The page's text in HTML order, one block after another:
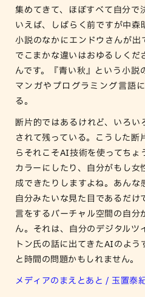
集めてきて、ほぼすべて自分で
いえば、しばらく前ですが中森
小説のなかにエンドウさんが出
でこまかな違いはおゆるしくだ
んです。『青い秋』という小説
マンガやプログラミング言語
る。
断片的ではあるけれど、いろい
されて残っている。こうした
らそれこそAI技術を使ってちょ
カラーにしたり、自分がもし
成できたりしますよね。あんな
自分みたいな見た目であるだ
言をするバーチャル空間の自分
ん。それは、自分のデジタルツ
トン氏の話に出てきたAIのよ
と時間の問題かもしれません。
メディアのまえとあと / 玉置泰